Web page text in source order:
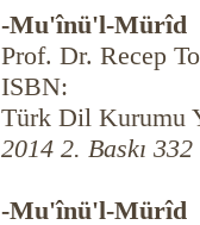
-Mu'înü'l-Mürîd
Prof. Dr. Recep
ISBN:
Türk Dil Kurumu
2014 2. Baskı
-Mu'înü'l-Mürîd